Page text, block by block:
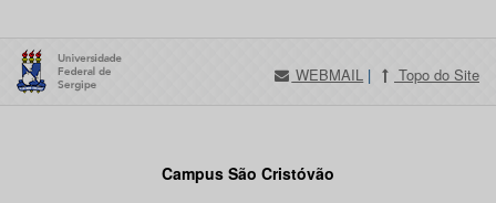
WEBMAIL | Topo do Site
Campus São Cristóvão